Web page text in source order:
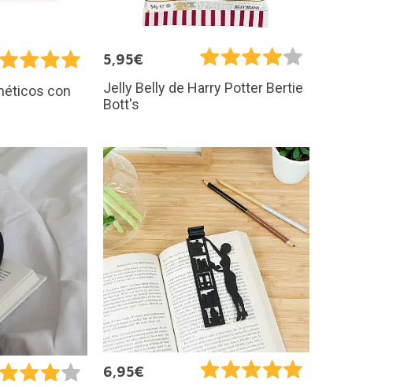
con
5,95€
Jelly Belly de Harry Potter Bertie
Bott's
6,95€